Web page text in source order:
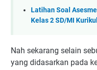
Latihan Soal
Kelas 2 SD/MI
Nah sekarang selain
yang didasarkan pada